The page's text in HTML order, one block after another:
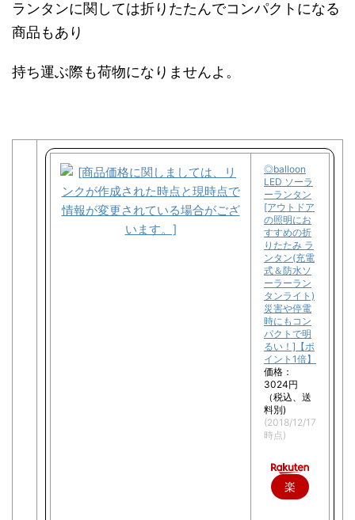
ランタンに関しては折りたたんでコンパクトになる
商品もあり
持ち運ぶ際も荷物になりませんよ。
◎balloon
LED ソーラ
ーランタン
[アウトドア
の照明にお
すすめの折
りたたみ ラ
ンタン(充電
式＆防水ソ
ーラーラン
タンライト)
災害や停電
時にもコン
パクトで明
るい！]【ポ
イント1倍】
価格：
3024円
（税込、送
料別)
(2018/12/17
時点)
楽